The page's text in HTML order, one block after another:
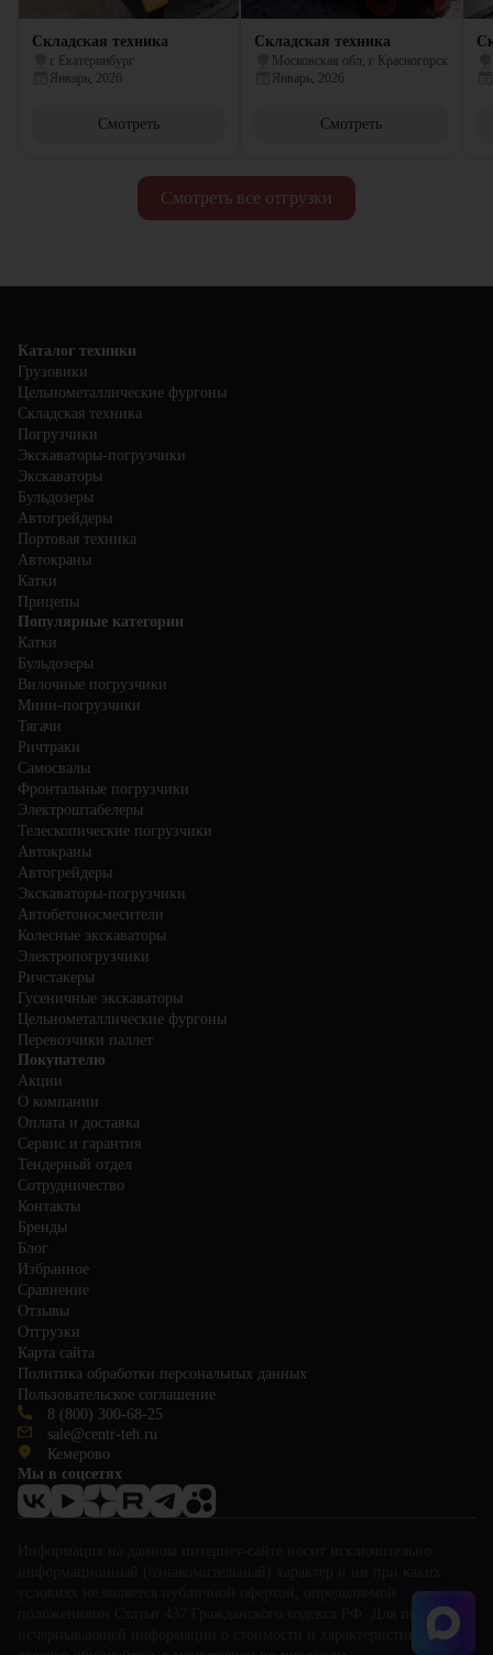
Смотреть все отгрузки
Складская техника
г Екатеринбург
Январь, 2026
Смотреть
Складская техника
Московская обл, г Красногорск
Январь, 2026
Смотреть
Каталог техники
Грузовики
Цельнометаллические фургоны
Складская техника
Погрузчики
Экскаваторы-погрузчики
Экскаваторы
Бульдозеры
Автогрейдеры
Портовая техника
Автокраны
Катки
Прицепы
Популярные категории
Катки
Бульдозеры
Вилочные погрузчики
Мини-погрузчики
Тягачи
Ричтраки
Самосвалы
Фронтальные погрузчики
Электроштабелеры
Телескопические погрузчики
Автокраны
Автогрейдеры
Экскаваторы-погрузчики
Автобетоносмесители
Колесные экскаваторы
Электропогрузчики
Ричстакеры
Гусеничные экскаваторы
Цельнометаллические фургоны
Перевозчики паллет
Покупателю
Акции
О компании
Оплата и доставка
Сервис и гарантия
Тендерный отдел
Сотрудничество
Контакты
Бренды
Блог
Избранное
Сравнение
Отзывы
Отгрузки
Карта сайта
Политика обработки персональных данных
Пользовательское соглашение
8 (800) 300-68-25
sale@centr-teh.ru
Кемерово
Мы в соцсетях
положениями Статьи 437 Гражданского кодекса РФ. Для получения
исчерпывающей информации о стоимости и характеристиках